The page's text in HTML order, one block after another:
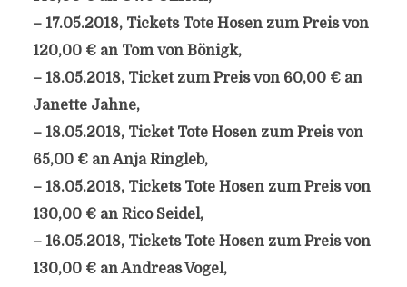
– 17.05.2018, Tickets Tote Hosen zum Preis von
120,00 € an Tom von Bönigk,
– 18.05.2018, Ticket zum Preis von 60,00 € an
Janette Jahne,
– 18.05.2018, Ticket Tote Hosen zum Preis von
65,00 € an Anja Ringleb,
– 18.05.2018, Tickets Tote Hosen zum Preis von
130,00 € an Rico Seidel,
– 16.05.2018, Tickets Tote Hosen zum Preis von
130,00 € an Andreas Vogel,